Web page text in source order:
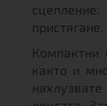
пристягане.
Компактни
както и